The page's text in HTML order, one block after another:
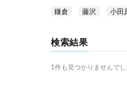
鎌倉 藤沢 小田
検索結果
1件も見つかりませんでし